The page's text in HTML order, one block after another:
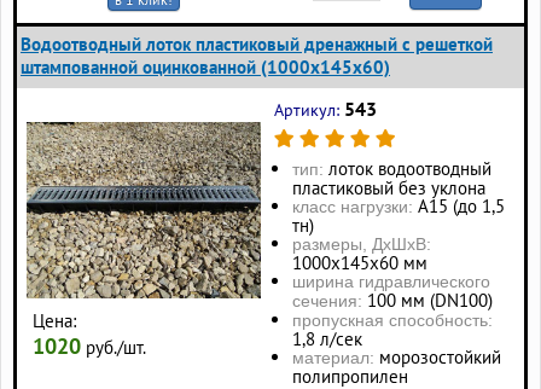
Водоотводный лоток пластиковый дренажный с решеткой
штампованной оцинкованной (1000x145x60)
Цена:
1020 руб./шт.
Артикул: 543
тип: лоток водоотводный
пластиковый без уклона
класс нагрузки: А15 (до 1,5
тн)
размеры, ДхШхВ:
1000х145х60 мм
ширина гидравлического
сечения: 100 мм (DN100)
пропускная способность:
1,8 л/сек
материал: морозостойкий
полипропилен